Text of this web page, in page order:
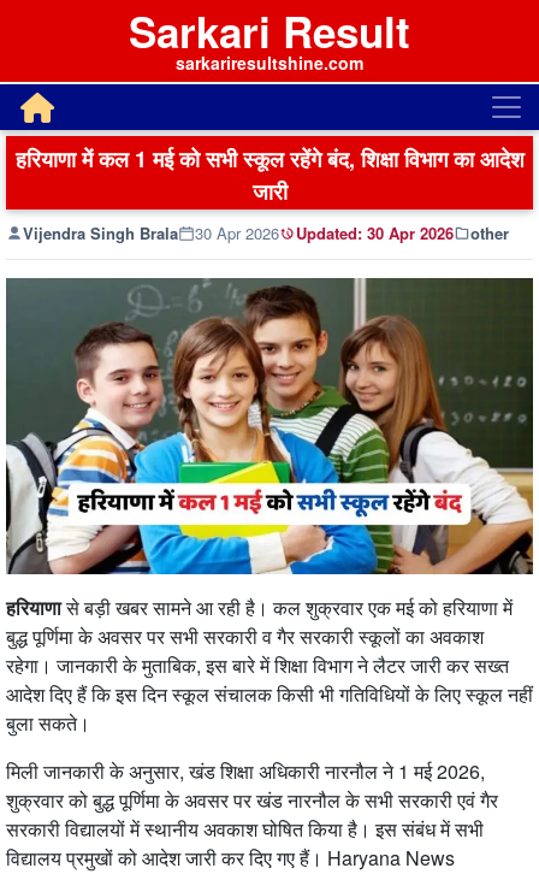
Sarkari Result
sarkariresultshine.com
हरियाणा में कल 1 मई को सभी स्कूल रहेंगे बंद, शिक्षा विभाग का आदेश
जारी
Vijendra Singh Brala 30 Apr 2026 Updated: 30 Apr 2026 other
हरियाणासे बड़ी खबर सामने आ रही है। कल शुक्रवार एक मई को हरियाणा में
बुद्ध पूर्णिमा के अवसर पर सभी सरकारी व गैर सरकारी स्कूलों का अवकाश
रहेगा। जानकारी के मुताबिक, इस बारे में शिक्षा विभाग ने लैटर जारी कर सख्त
आदेश दिए हैं कि इस दिन स्कूल संचालक किसी भी गतिविधियों के लिए स्कूल नहीं
बुला सकते।
मिली जानकारी के अनुसार, खंड शिक्षा अधिकारी नारनौल ने 1 मई 2026,
शुक्रवार को बुद्ध पूर्णिमा के अवसर पर खंड नारनौल के सभी सरकारी एवं गैर
सरकारी विद्यालयों में स्थानीय अवकाश घोषित किया है। इस संबंध में सभी
विद्यालय प्रमुखों को आदेश जारी कर दिए गए हैं। Haryana News